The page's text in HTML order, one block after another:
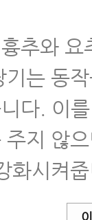
추와 요
는 동
다. 이
지 않
화시켜